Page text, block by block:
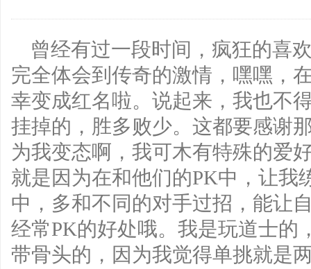
曾经有过一段时间，疯狂的喜
完全体会到传奇的激情，嘿嘿，
幸变成红名啦。说起来，我也不
挂掉的，胜多败少。这都要感谢
为我变态啊，我可木有特殊的爱
就是因为在和他们的PK中，让我
中，多和不同的对手过招，能让
经常PK的好处哦。我是玩道士的
带骨头的，因为我觉得单挑就是